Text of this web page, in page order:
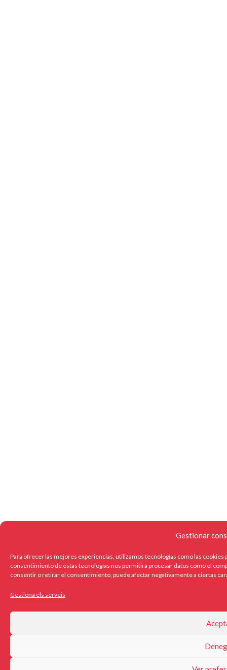
Gestionar
Para ofrecer las mejores experiencias, utilizamos tecnologías como las cookies
consentimiento de estas tecnologías nos permitirá procesar datos como el
consentir o retirar el consentimiento, puede afectar negativamente a ciertas
Gestiona els serveis